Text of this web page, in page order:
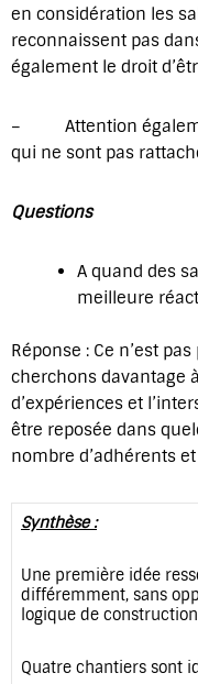
en considération les
reconnaissent pas
également le droit
– Attention
qui ne sont pas
Questions
A quand des
meilleure
Réponse : Ce n’est
cherchons davantage
d’expériences et
être reposée dans
nombre d’adhérents
Synthèse :
Une première idée
différemment, sans
logique de
Quatre chantiers sont